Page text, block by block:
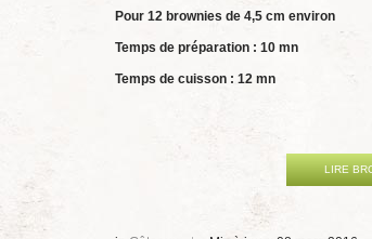
Pour 12 brownies de 4,5 cm environ
Temps de préparation : 10 mn
Temps de cuisson : 12 mn
LIRE